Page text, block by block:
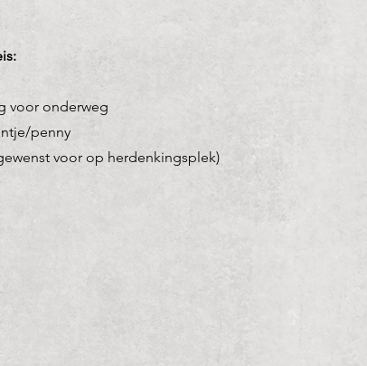
voor onderweg
penny
voor op herdenkingsplek)